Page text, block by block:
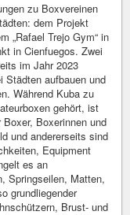
zu Boxvereinen
dem Projekt
„Rafael Trejo Gym“ in
in Cienfuegos. Zwei
im Jahr 2023
Städten aufbauen und
Während Kuba zu
gehört, ist
Boxerinnen und
und andererseits sind
Equipment
es an
Springseilen, Matten,
grundliegender
Brust- und